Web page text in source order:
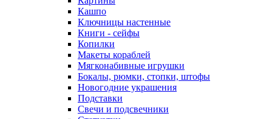
Кашпо
Ключницы настенные
Книги - сейфы
Копилки
Макеты кораблей
Мягконабивные игрушки
Бокалы, рюмки, стопки, штофы
Новогодние украшения
Подставки
Свечи и подсвечники